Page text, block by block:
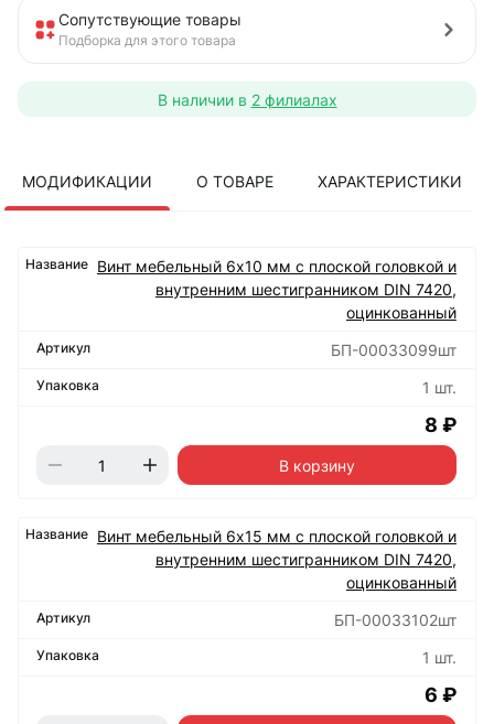
Сопутствующие товары
Подборка для этого товара
В наличии в 2 филиалах
МОДИФИКАЦИИ О ТОВАРЕ ХАРАКТЕРИСТИКИ
Винт мебельный 6х10 мм с плоской головкой и
внутренним шестигранником DIN 7420,
оцинкованный
БП-00033099шт
1 шт.
8 ₽
В корзину
Винт мебельный 6х15 мм с плоской головкой и
внутренним шестигранником DIN 7420,
оцинкованный
БП-00033102шт
1 шт.
6 ₽